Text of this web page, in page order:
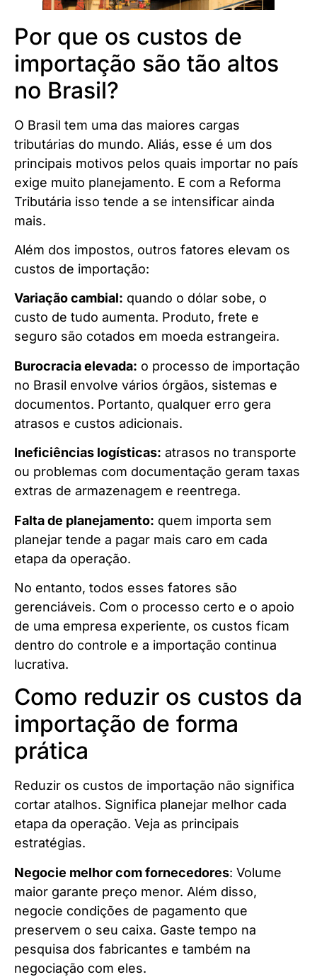
Por que os custos de
importação são tão altos
no Brasil?
O Brasil tem uma das maiores cargas
tributárias do mundo. Aliás, esse é um dos
principais motivos pelos quais importar no país
exige muito planejamento. E com a Reforma
Tributária isso tende a se intensificar ainda
mais.
Além dos impostos, outros fatores elevam os
custos de importação:
Variação cambial: quando o dólar sobe, o
custo de tudo aumenta. Produto, frete e
seguro são cotados em moeda estrangeira.
Burocracia elevada: o processo de importação
no Brasil envolve vários órgãos, sistemas e
documentos. Portanto, qualquer erro gera
atrasos e custos adicionais.
Ineficiências logísticas: atrasos no transporte
ou problemas com documentação geram taxas
extras de armazenagem e reentrega.
Falta de planejamento: quem importa sem
planejar tende a pagar mais caro em cada
etapa da operação.
No entanto, todos esses fatores são
gerenciáveis. Com o processo certo e o apoio
de uma empresa experiente, os custos ficam
dentro do controle e a importação continua
lucrativa.
Como reduzir os custos da
importação de forma
prática
Reduzir os custos de importação não significa
cortar atalhos. Significa planejar melhor cada
etapa da operação. Veja as principais
estratégias.
Negocie melhor com fornecedores: Volume
maior garante preço menor. Além disso,
negocie condições de pagamento que
preservem o seu caixa. Gaste tempo na
pesquisa dos fabricantes e também na
negociação com eles.